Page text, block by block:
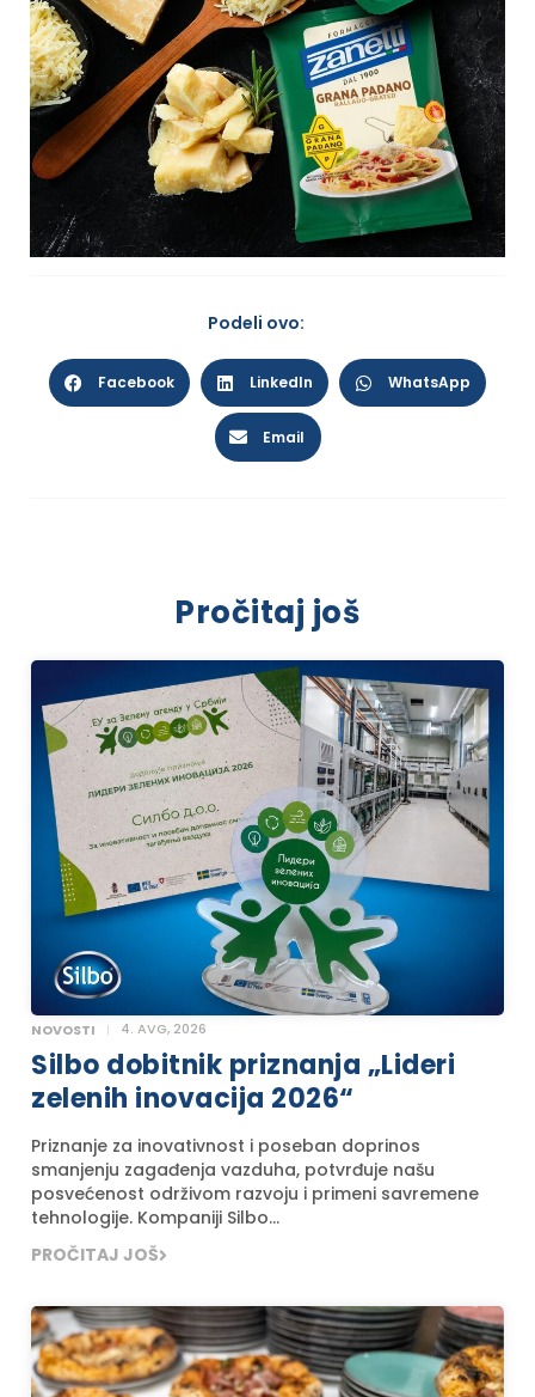
Podeli ovo:
Facebook LinkedIn WhatsApp
Email
Pročitaj još
NOVOSTI 4. AVG, 2026
Silbo dobitnik priznanja „Lideri
zelenih inovacija 2026“
Priznanje za inovativnost i poseban doprinos
smanjenju zagađenja vazduha, potvrđuje našu
posvećenost održivom razvoju i primeni savremene
tehnologije. Kompaniji Silbo...
PROČITAJ JOŠ